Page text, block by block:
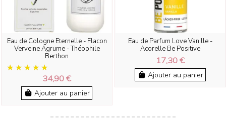
Eau de Cologne Eternelle - Flacon
Verveine Agrume - Théophile
Berthon
34,90 €
Ajouter au panier
Eau de Parfum Love Vanille -
Acorelle Be Positive
17,30 €
Ajouter au panier